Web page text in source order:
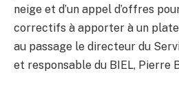
neige et d’un appel d’offres
correctifs à apporter à un
au passage le directeur du
et responsable du BIEL, Pierre